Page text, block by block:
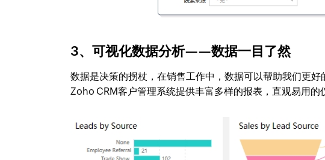
3、可视化数据分析——数据一目了然
数据是决策的拐杖，在销售工作中，数据可以帮助我们更
Zoho CRM客户管理系统提供丰富多样的报表，直观易用